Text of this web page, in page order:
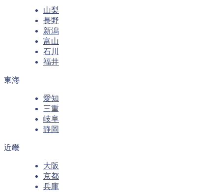
山梨
長野
新潟
富山
石川
福井
東海
愛知
三重
岐阜
静岡
近畿
大阪
京都
兵庫